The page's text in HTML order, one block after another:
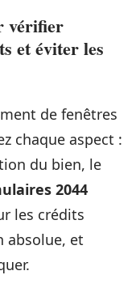
vérifier
et éviter les
de fenêtres
chaque aspect :
du bien, le
2044
les crédits
absolue, et